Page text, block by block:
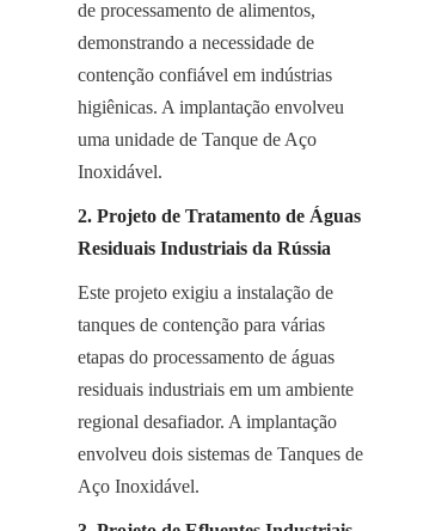
de processamento de alimentos,
demonstrando a necessidade de
contenção confiável em indústrias
higiênicas. A implantação envolveu
uma unidade de Tanque de Aço
Inoxidável.
2. Projeto de Tratamento de Águas
Residuais Industriais da Rússia
Este projeto exigiu a instalação de
tanques de contenção para várias
etapas do processamento de águas
residuais industriais em um ambiente
regional desafiador. A implantação
envolveu dois sistemas de Tanques de
Aço Inoxidável.